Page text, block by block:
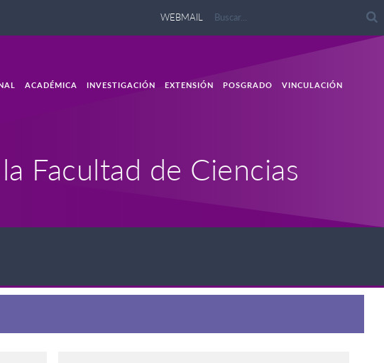
WEBMAIL
ACADÉMICA INVESTIGACIÓN EXTENSIÓN POSGRADO VINCULACIÓN
Facultad de Ciencias